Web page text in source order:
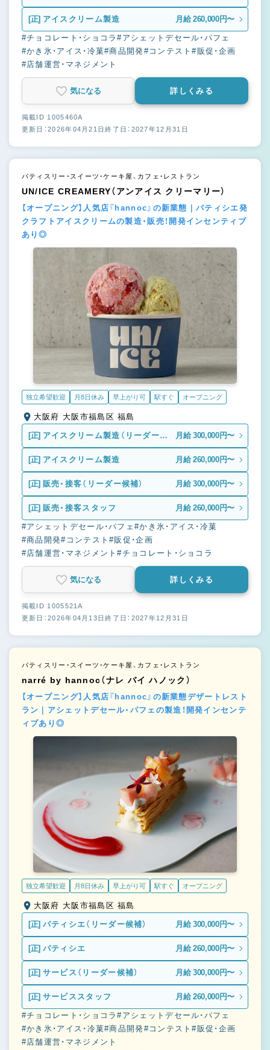
補）
[正] アイスクリーム製造 月給 260,000円〜
#チョコレート・ショコラ#アシェットデセール・パフェ
#かき氷・アイス・冷菓#商品開発#コンテスト#販促・企画
#店舗運営・マネジメント
気になる 詳しくみる
掲載ID 1005460A
更新日：2026年04月21日終了日：2027年12月31日
パティスリー・スイーツ・ケーキ屋、カフェ・レストラン
UN/ICE CREAMERY（アンアイス クリーマリー）
【オープニング】人気店『hannoc』の新業態｜パティシエ発
クラフトアイスクリームの製造・販売！開発インセンティブ
あり◎
独立希望歓迎 月8日休み 早上がり可 駅すぐ オープニング
大阪府 大阪市福島区 福島
[正] アイスクリーム製造（リーダー候
補）
月給 300,000円〜
[正] アイスクリーム製造 月給 260,000円〜
[正] 販売・接客（リーダー候補） 月給 300,000円〜
[正] 販売・接客スタッフ 月給 260,000円〜
#アシェットデセール・パフェ#かき氷・アイス・冷菓
#商品開発#コンテスト#販促・企画
#店舗運営・マネジメント#チョコレート・ショコラ
気になる 詳しくみる
掲載ID 1005521A
更新日：2026年04月13日終了日：2027年12月31日
パティスリー・スイーツ・ケーキ屋、カフェ・レストラン
narré by hannoc（ナレ バイ ハノック）
【オープニング】人気店『hannoc』の新業態デザートレスト
ラン｜アシェットデセール・パフェの製造！開発インセンテ
ィブあり◎
独立希望歓迎 月8日休み 早上がり可 駅すぐ オープニング
大阪府 大阪市福島区 福島
[正] パティシエ（リーダー候補） 月給 300,000円〜
[正] パティシエ 月給 260,000円〜
[正] サービス（リーダー候補） 月給 300,000円〜
[正] サービススタッフ 月給 260,000円〜
#チョコレート・ショコラ#アシェットデセール・パフェ
#かき氷・アイス・冷菓#商品開発#コンテスト#販促・企画
#店舗運営・マネジメント